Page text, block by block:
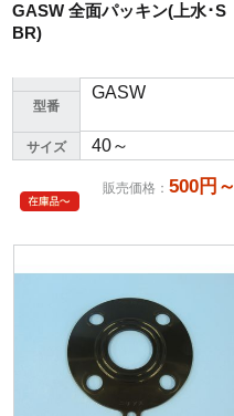
GASW 全面パッキン(上水･S
BR)
型番
GASW
サイズ 40～
販売価格 ： 500円～